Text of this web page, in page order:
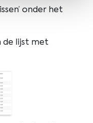
onder het
de lijst met